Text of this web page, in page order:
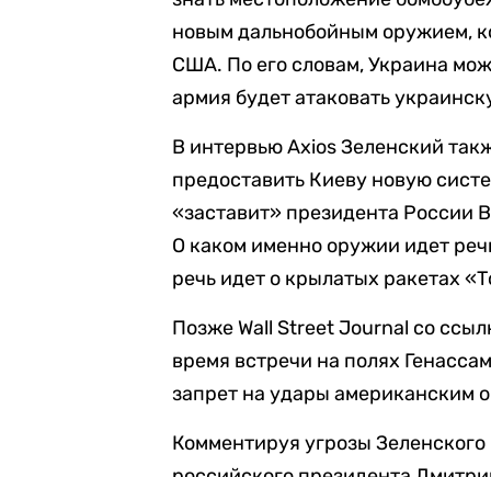
новым дальнобойным оружием,
США. По его словам, Украина
армия будет атаковать
В интервью Axios Зеленский
предоставить Киеву новую
«заставит» президента России
О каком именно оружии идет
речь идет о крылатых ракетах
Позже Wall Street Journal со
время встречи на полях
запрет на удары американским
Комментируя угрозы